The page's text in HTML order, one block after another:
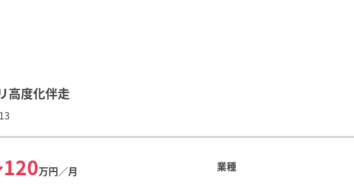
高度化伴走
万円／月 業種